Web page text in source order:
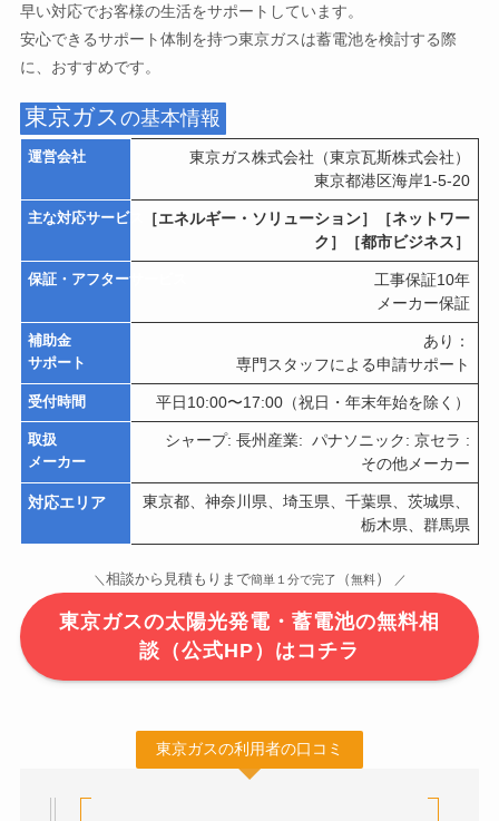
早い対応でお客様の生活をサポートしています。
安心できるサポート体制を持つ東京ガスは蓄電池を検討する際
に、おすすめです。
東京ガスの基本情報
運営会社
東京ガス株式会社（東京瓦斯株式会社）
東京都港区海岸1-5-20
主な対応サービス
［エネルギー・ソリューション］［ネットワー
ク］［都市ビジネス］
保証・アフターサービス
工事保証10年
メーカー保証
補助金
サポート
あり：
専門スタッフによる申請サポート
受付時間 平日10:00〜17:00（祝日・年末年始を除く）
取扱
メーカー
シャープ: 長州産業: パナソニック: 京セラ :
その他メーカー
対応エリア
東京都、神奈川県、埼玉県、千葉県、茨城県、
栃木県、群馬県
＼ 相談から見積もりまで簡単１分で完了 （無料） ／
東京ガスの太陽光発電・蓄電池の無料相
談（公式HP）はコチラ
東京ガスの利用者の口コミ